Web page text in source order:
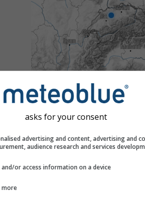
asks for your consent
advertising and content, advertising and
audience research and services
or access information on a device
more